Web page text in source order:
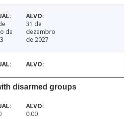
de
31 de
dezembro
de 2027
disarmed groups
0.00